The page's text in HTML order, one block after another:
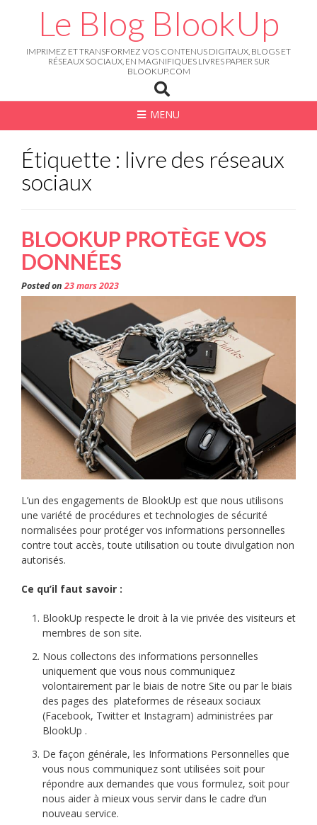
Le Blog BlookUp
IMPRIMEZ ET TRANSFORMEZ VOS CONTENUS DIGITAUX, BLOGS ET
RÉSEAUX SOCIAUX, EN MAGNIFIQUES LIVRES PAPIER SUR
BLOOKUP.COM
MENU
Étiquette : livre des réseaux
sociaux
BLOOKUP PROTÈGE VOS
DONNÉES
Posted on23 mars 2023
L’un des engagements de BlookUp est que nous utilisons
une variété de procédures et technologies de sécurité
normalisées pour protéger vos informations personnelles
contre tout accès, toute utilisation ou toute divulgation non
autorisés.
Ce qu’il faut savoir :
BlookUp respecte le droit à la vie privée des visiteurs et
membres de son site.
Nous collectons des informations personnelles
uniquement que vous nous communiquez
volontairement par le biais de notre Site ou par le biais
des pages des plateformes de réseaux sociaux
(Facebook, Twitter et Instagram) administrées par
BlookUp .
De façon générale, les Informations Personnelles que
vous nous communiquez sont utilisées soit pour
répondre aux demandes que vous formulez, soit pour
nous aider à mieux vous servir dans le cadre d’un
nouveau service.